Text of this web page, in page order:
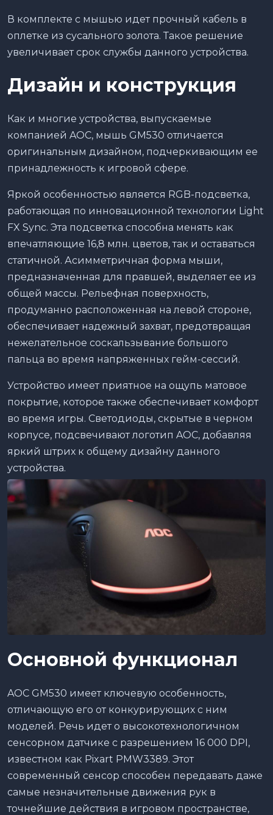
В комплекте с мышью идет прочный кабель в
оплетке из сусального золота. Такое решение
увеличивает срок службы данного устройства.
Дизайн и конструкция
Как и многие устройства, выпускаемые
компанией AOC, мышь GM530 отличается
оригинальным дизайном, подчеркивающим ее
принадлежность к игровой сфере.
Яркой особенностью является RGB-подсветка,
работающая по инновационной технологии Light
FX Sync. Эта подсветка способна менять как
впечатляющие 16,8 млн. цветов, так и оставаться
статичной. Асимметричная форма мыши,
предназначенная для правшей, выделяет ее из
общей массы. Рельефная поверхность,
продуманно расположенная на левой стороне,
обеспечивает надежный захват, предотвращая
нежелательное соскальзывание большого
пальца во время напряженных гейм-сессий.
Устройство имеет приятное на ощупь матовое
покрытие, которое также обеспечивает комфорт
во время игры. Светодиоды, скрытые в черном
корпусе, подсвечивают логотип AOC, добавляя
яркий штрих к общему дизайну данного
устройства.
Основной функционал
AOC GM530 имеет ключевую особенность,
отличающую его от конкурирующих с ним
моделей. Речь идет о высокотехнологичном
сенсорном датчике с разрешением 16 000 DPI,
известном как Pixart PMW3389. Этот
современный сенсор способен передавать даже
самые незначительные движения рук в
точнейшие действия в игровом пространстве,